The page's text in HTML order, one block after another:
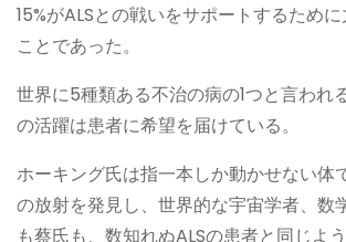
15%がALSとの戦いをサポートするため
ことであった。
世界に5種類ある不治の病の1つと言われ
の活躍は患者に希望を届けている。
ホーキング氏は指一本しか動かせない体
の放射を発見し、世界的な宇宙学者、数
も蔡氏も、数知れぬALSの患者と同じよ